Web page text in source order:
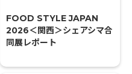
FOOD STYLE JAPAN
2026＜関西＞シェアシマ合
同展レポート